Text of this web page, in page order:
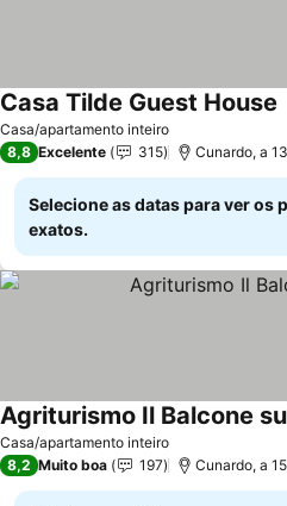
Casa/apartamento inteiro
Casa Tilde Guest House
8,8 Excelente 315 Cunardo, a
Selecione as datas para ver os
exatos.
Casa/apartamento inteiro
Agriturismo Il Balcone
8,2 Muito boa 197 Cunardo, a